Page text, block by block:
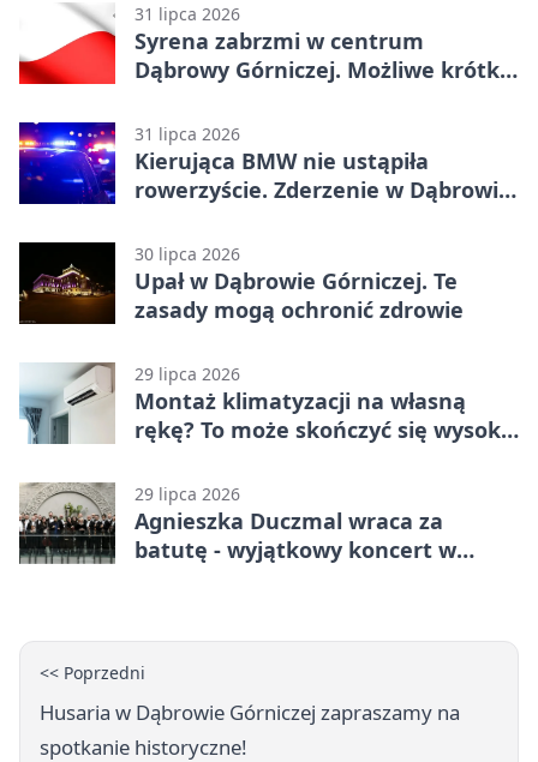
31 lipca 2026
Syrena zabrzmi w centrum
Dąbrowy Górniczej. Możliwe krótkie
31 lipca 2026
Kierująca BMW nie ustąpiła
rowerzyście. Zderzenie w Dąbrowie
30 lipca 2026
Upał w Dąbrowie Górniczej. Te
zasady mogą ochronić zdrowie
29 lipca 2026
Montaż klimatyzacji na własną
rękę? To może skończyć się wysoką
29 lipca 2026
Agnieszka Duczmal wraca za
batutę - wyjątkowy koncert w
<< Poprzedni
Husaria w Dąbrowie Górniczej zapraszamy na
spotkanie historyczne!